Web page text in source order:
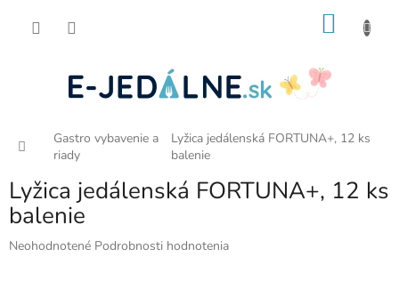
Domov
Gastro vybavenie a
riady
Lyžica jedálenská FORTUNA+, 12 ks
balenie
Lyžica jedálenská FORTUNA+, 12 ks
balenie
Priemerné
Neohodnotené Podrobnosti hodnotenia